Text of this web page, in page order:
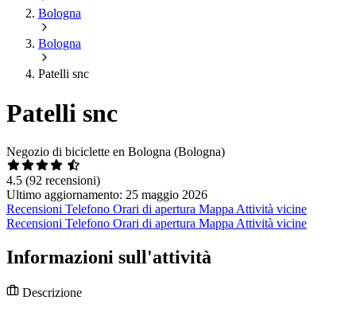
Bologna
Bologna
Patelli snc
Patelli snc
Negozio di biciclette en Bologna (Bologna)
4.5 (92 recensioni)
Ultimo aggiornamento: 25 maggio 2026
Recensioni Telefono Orari di apertura Mappa Attività vicine
Recensioni Telefono Orari di apertura Mappa Attività vicine
Informazioni sull'attività
Descrizione